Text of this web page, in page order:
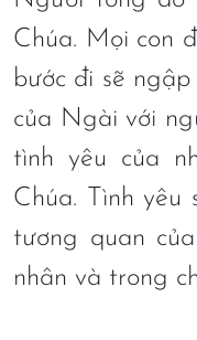
Chúa. Mọi con
bước đi sẽ
của Ngài với
tình yêu của
Chúa. Tình yêu
tương quan
nhân và trong